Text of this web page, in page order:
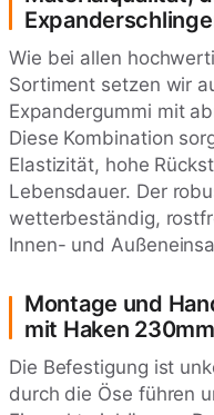
Wie bei allen
Sortiment setzen wir
Expandergummi mit
Diese Kombination
Elastizität, hohe
Lebensdauer. Der
wetterbeständig,
Innen- und
Montage und
mit Haken 230mm
Die Befestigung ist
durch die Öse führen